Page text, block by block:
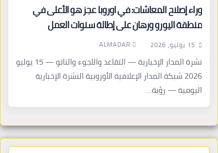
وراء إصلاح المعاشات: في اوروبا عجز هو الأعلى في
منطقة اليورو ورهان على إطالة سنوات العمل
15 يوليو، 2026 ALMADAR
نشرة المدار الإخبارية — التقاعد واللجوء والناتو — 15 يوليو
2026 شبكة المدار الإعلامية الأوروبية النشرة الإخبارية
اليومية — رؤية…